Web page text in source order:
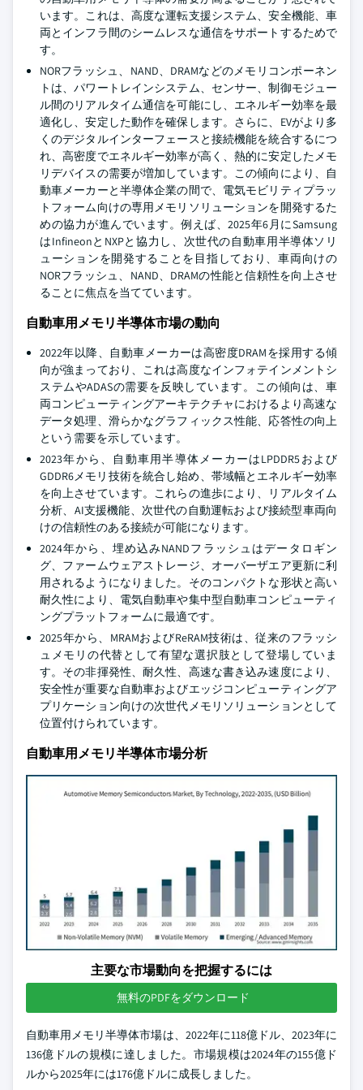
います。これは、高度な運転支援システム、安全機能、車
両とインフラ間のシームレスな通信をサポートするためで
す。
NORフラッシュ、NAND、DRAMなどのメモリコンポーネン
トは、パワートレインシステム、センサー、制御モジュー
ル間のリアルタイム通信を可能にし、エネルギー効率を最
適化し、安定した動作を確保します。さらに、EVがより多
くのデジタルインターフェースと接続機能を統合するにつ
れ、高密度でエネルギー効率が高く、熱的に安定したメモ
リデバイスの需要が増加しています。この傾向により、自
動車メーカーと半導体企業の間で、電気モビリティプラッ
トフォーム向けの専用メモリソリューションを開発するた
めの協力が進んでいます。例えば、2025年6月にSamsung
はInfineonとNXPと協力し、次世代の自動車用半導体ソリ
ューションを開発することを目指しており、車両向けの
NORフラッシュ、NAND、DRAMの性能と信頼性を向上させ
ることに焦点を当てています。
自動車用メモリ半導体市場の動向
2022年以降、自動車メーカーは高密度DRAMを採用する傾
向が強まっており、これは高度なインフォテインメントシ
ステムやADASの需要を反映しています。この傾向は、車
両コンピューティングアーキテクチャにおけるより高速な
データ処理、滑らかなグラフィックス性能、応答性の向上
という需要を示しています。
2023年から、自動車用半導体メーカーはLPDDR5および
GDDR6メモリ技術を統合し始め、帯域幅とエネルギー効率
を向上させています。これらの進歩により、リアルタイム
分析、AI支援機能、次世代の自動運転および接続型車両向
けの信頼性のある接続が可能になります。
2024年から、埋め込みNANDフラッシュはデータロギン
グ、ファームウェアストレージ、オーバーザエア更新に利
用されるようになりました。そのコンパクトな形状と高い
耐久性により、電気自動車や集中型自動車コンピューティ
ングプラットフォームに最適です。
2025年から、MRAMおよびReRAM技術は、従来のフラッシ
ュメモリの代替として有望な選択肢として登場していま
す。その非揮発性、耐久性、高速な書き込み速度により、
安全性が重要な自動車およびエッジコンピューティングア
プリケーション向けの次世代メモリソリューションとして
位置付けられています。
自動車用メモリ半導体市場分析
主要な市場動向を把握するには
無料のPDFをダウンロード
自動車用メモリ半導体市場は、2022年に118億ドル、2023年に
136億ドルの規模に達しました。市場規模は2024年の155億ド
ルから2025年には176億ドルに成長しました。